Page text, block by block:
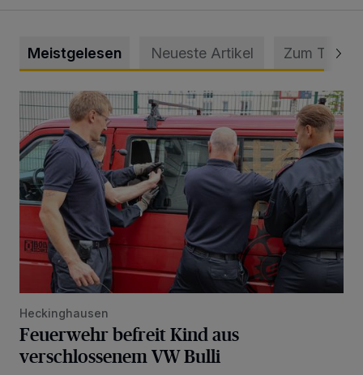
Meistgelesen Neueste Artikel Zum Thema
Feuerwehr befreit Kind aus verschlossenem VW Bulli
Heckinghausen
Feuerwehr befreit Kind aus
verschlossenem VW Bulli